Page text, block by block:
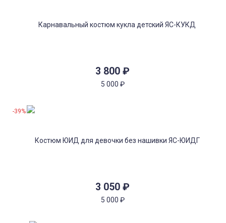
3 800 ₽
5 000 ₽
3 050 ₽
5 000 ₽
-39%